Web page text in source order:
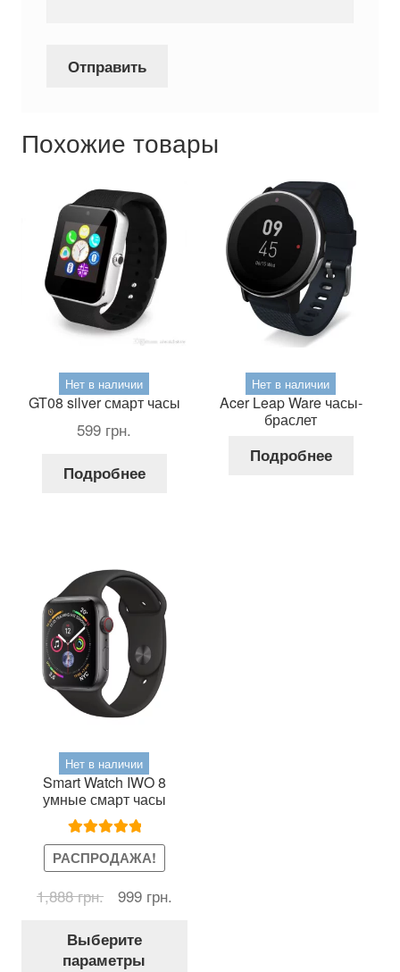
Похожие товары
Нет в наличии
GT08 silver смарт часы
599 грн.
Подробнее
Нет в наличии
Acer Leap Ware часы-
браслет
Подробнее
Нет в наличии
Smart Watch IWO 8
умные смарт часы
Оценка5.00
из 5
РАСПРОДАЖА!
1,888грн.
Первоначальная
составляла
1,888 грн..
999 грн.
Выберите
параметры